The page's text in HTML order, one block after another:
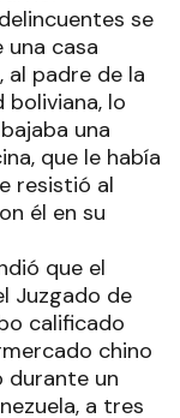
se
casa
al padre de la
lo
una
que le había
resistió al
él en su
que el
Juzgado de
calificado
chino
durante un
a tres